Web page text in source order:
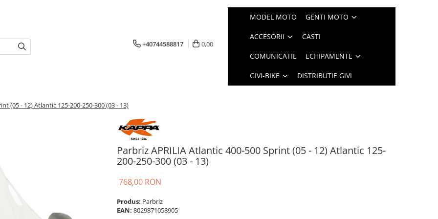
+40744588817 0,00
MODEL MOTO GENTI MOTO
ACCESORII CASTI
COMUNICATIE ECHIPAMENTE
GIVI-BIKE DISTRIBUTIE GIVI
(05 - 12) Atlantic 125-200-250-300 (03 - 13)
Parbriz APRILIA Atlantic 400-500 Sprint (05 - 12) Atlantic 125-
200-250-300 (03 - 13)
768,00 RON
Produs: Parbriz
EAN: 8029871058905